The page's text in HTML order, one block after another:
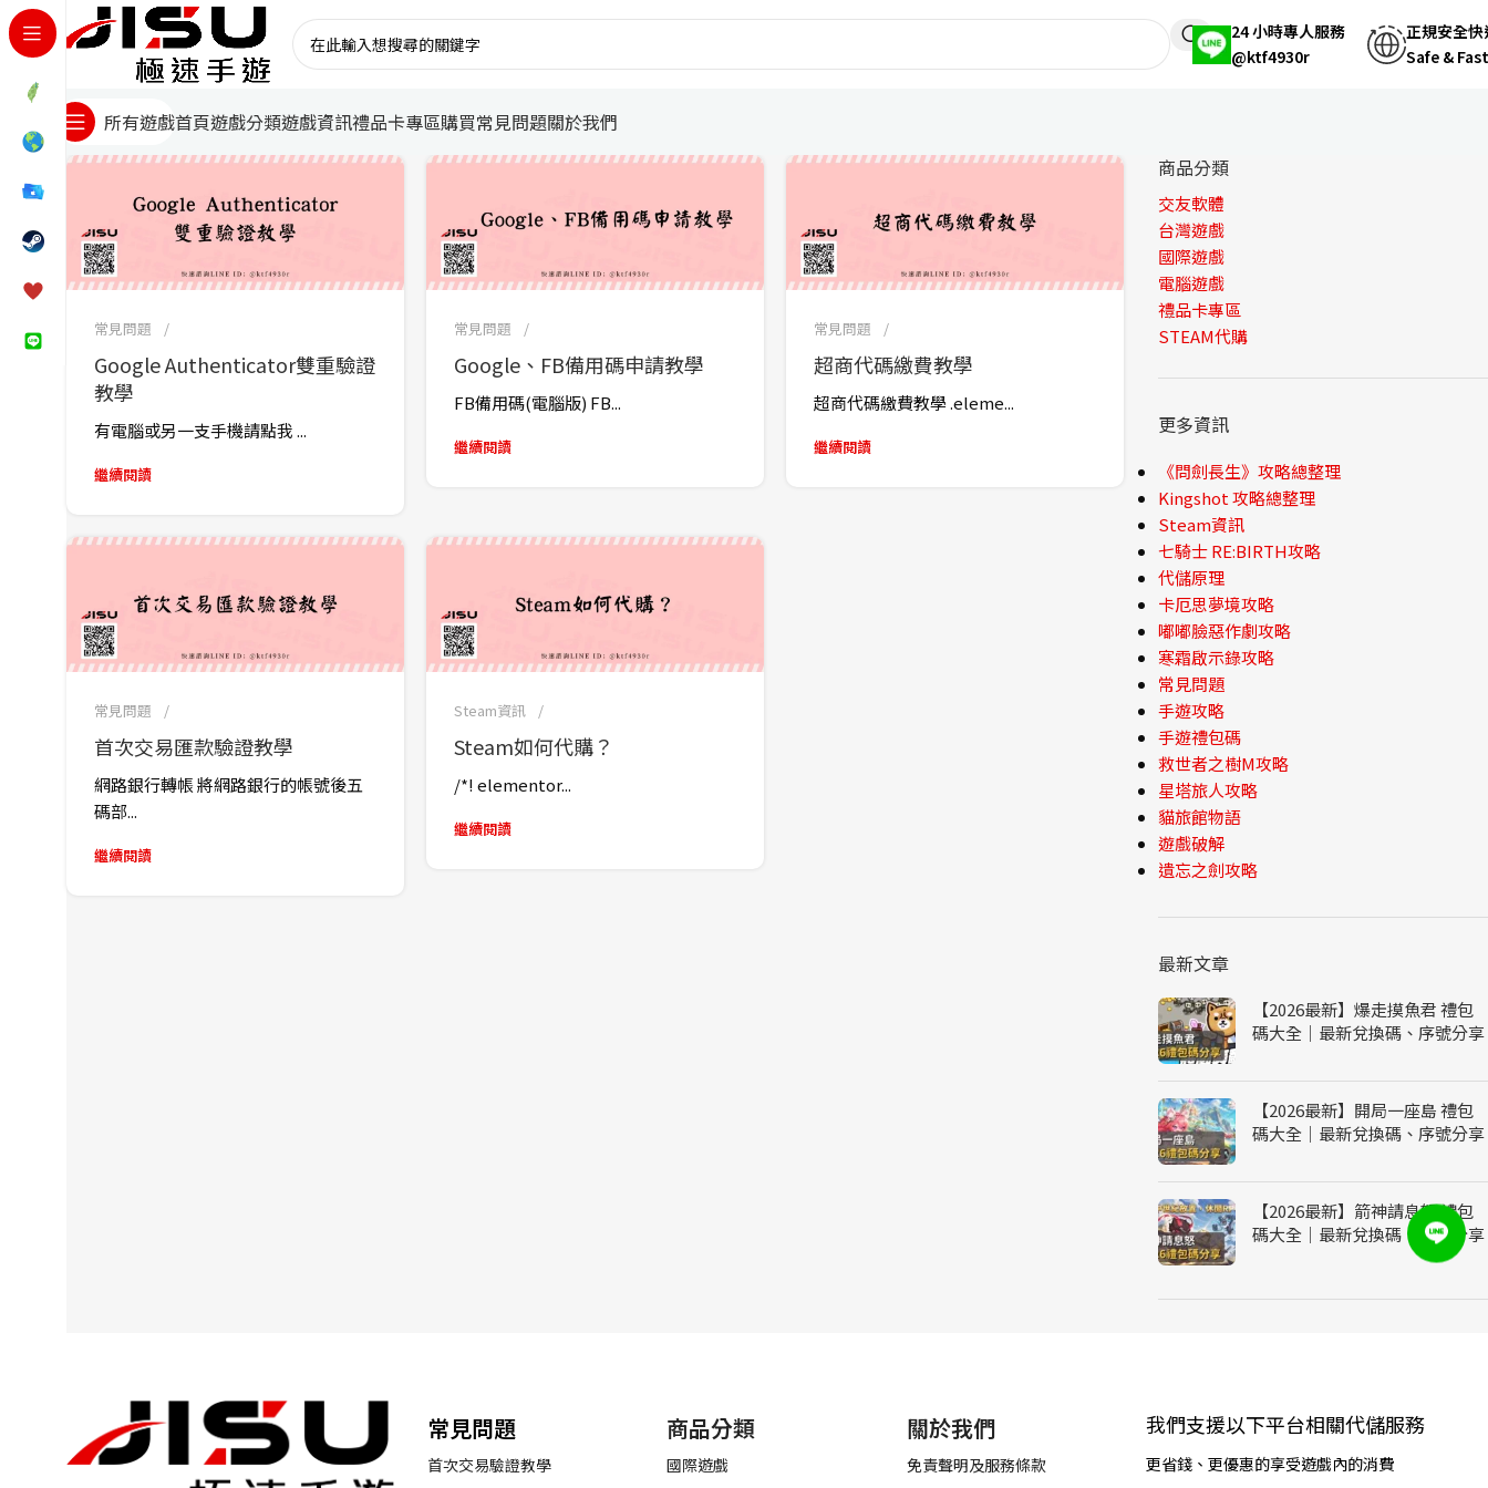
24 小時專人服務
@ktf4930r
正規安全快
Safe & Fast
所有遊戲首頁遊戲分類遊戲資訊禮品卡專區購買常見問題關於我們
常見問題
Google Authenticator雙重驗證
教學
有電腦或另一支手機請點我 ...
繼續閱讀
常見問題
Google、FB備用碼申請教學
FB備用碼(電腦版) FB...
繼續閱讀
常見問題
超商代碼繳費教學
超商代碼繳費教學 .eleme...
繼續閱讀
常見問題
首次交易匯款驗證教學
網路銀行轉帳 將網路銀行的帳號後五
碼部...
繼續閱讀
Steam資訊
Steam如何代購？
/*! elementor...
繼續閱讀
商品分類
交友軟體
台灣遊戲
國際遊戲
電腦遊戲
禮品卡專區
STEAM代購
更多資訊
《問劍長生》攻略總整理
Kingshot 攻略總整理
Steam資訊
七騎士 RE:BIRTH攻略
代儲原理
卡厄思夢境攻略
嘟嘟臉惡作劇攻略
寒霜啟示錄攻略
常見問題
手遊攻略
手遊禮包碼
救世者之樹M攻略
星塔旅人攻略
貓旅館物語
遊戲破解
遺忘之劍攻略
最新文章
【2026最新】爆走摸魚君 禮包
碼大全｜最新兌換碼、序號分享
【2026最新】開局一座島 禮包
碼大全｜最新兌換碼、序號分享
【2026最新】箭神請息怒 禮包
碼大全｜最新兌換碼、序號分享
所有遊戲代儲
常見問題
首次交易驗證教學
商品分類
國際遊戲
關於我們
免責聲明及服務條款
我們支援以下平台相關代儲服務
更省錢、更優惠的享受遊戲內的消費